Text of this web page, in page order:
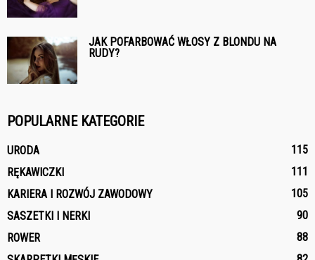
JAK POFARBOWAĆ WŁOSY Z BLONDU NA
RUDY?
POPULARNE KATEGORIE
URODA
115
RĘKAWICZKI
111
KARIERA I ROZWÓJ ZAWODOWY
105
SASZETKI I NERKI
90
ROWER
88